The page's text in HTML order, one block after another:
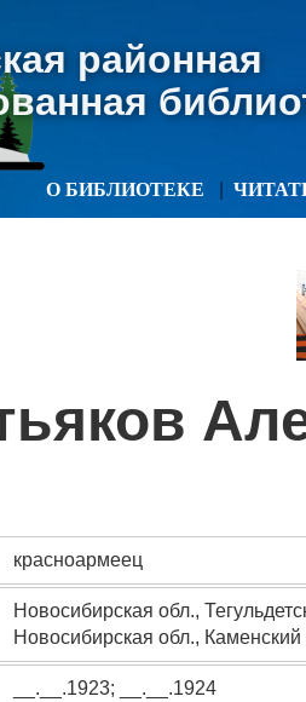
районная
О БИБЛИОТЕКЕ
красноармеец
Новосибирская обл.,
Новосибирская обл., Каменский
__.__.1923; __.__.1924